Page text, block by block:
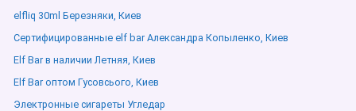
elfliq 30ml Березняки, Киев
Сертифицированные elf bar Александра Копыленко, Киев
Elf Bar в наличии Летняя, Киев
Elf Bar оптом Гусовсього, Киев
Электронные сигареты Угледар